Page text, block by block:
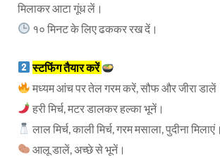
मिलाकर आटा गूंध लें।
१० मिनट के लिए ढककर रख दें।
स्टफिंग तैयार करें
मध्यम आंच पर तेल गरम करें, सौफ और जीरा
हरी मिर्च, मटर डालकर हल्का भूनें।
लाल मिर्च, काली मिर्च, गरम मसाला, पुदीना मिलाएं।
आलू डालें, अच्छे से भूनें।